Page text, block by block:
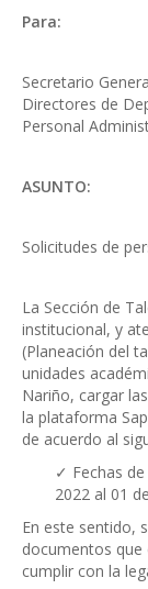
Para:
Secretario
Directores de
Personal
ASUNTO:
Solicitudes de
La Sección de
institucional, y
(Planeación del
unidades
Nariño, cargar
la plataforma
de acuerdo al
✓ Fechas
2022 al 01
En este sentido,
documentos que
cumplir con la